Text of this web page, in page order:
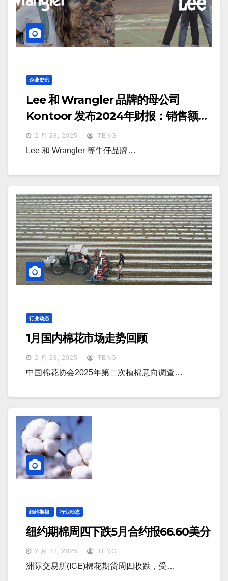
企业资讯
Lee 和 Wrangler 品牌的母公司
Kontoor 发布2024年财报：销售额
26.1亿美元与去年持平，亚洲市场下滑
5%
2 月 28, 2025 TENG
Lee 和 Wrangler 等牛仔品牌…
行业动态
1月国内棉花市场走势回顾
2 月 28, 2025 TENG
中国棉花协会2025年第二次植棉意向调查…
纽约期棉 行业动态
纽约期棉周四下跌5月合约报66.60美分
2 月 28, 2025 TENG
洲际交易所(ICE)棉花期货周四收跌，受…